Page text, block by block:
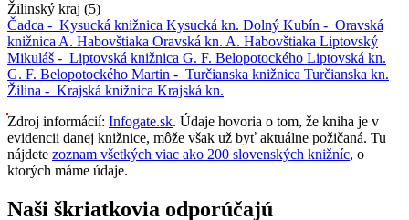
Žilinský kraj (5)
Čadca - Kysucká knižnica Kysucká kn. Dolný Kubín - Oravská
knižnica A. Habovštiaka Oravská kn. A. Habovštiaka Liptovský
Mikuláš - Liptovská knižnica G. F. Belopotockého Liptovská kn.
G. F. Belopotockého Martin - Turčianska knižnica Turčianska kn.
Žilina - Krajská knižnica Krajská kn.
Zdroj informácií: Infogate.sk. Údaje hovoria o tom, že kniha je v
evidencii danej knižnice, môže však už byť aktuálne požičaná. Tu
nájdete zoznam všetkých viac ako 200 slovenských knižníc, o
ktorých máme údaje.
Naši škriatkovia odporúčajú